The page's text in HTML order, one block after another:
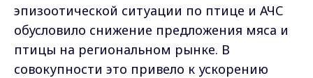
эпизоотической ситуации по птице и АЧС
обусловило снижение предложения мяса и
птицы на региональном рынке. В
совокупности это привело к ускорению